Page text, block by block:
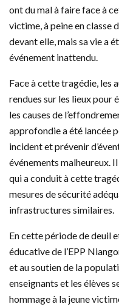
ont du mal à faire face à
victime, à peine en classe
devant elle, mais sa vie a
événement inattendu.
Face à cette tragédie, les
rendues sur les lieux pour
les causes de
approfondie a été lancée
incident et prévenir
événements malheureux.
qui a conduit à cette
mesures de sécurité
infrastructures similaires.
En cette période de deuil
éducative de l’EPP
et au soutien de la
enseignants et les élèves
hommage à la jeune